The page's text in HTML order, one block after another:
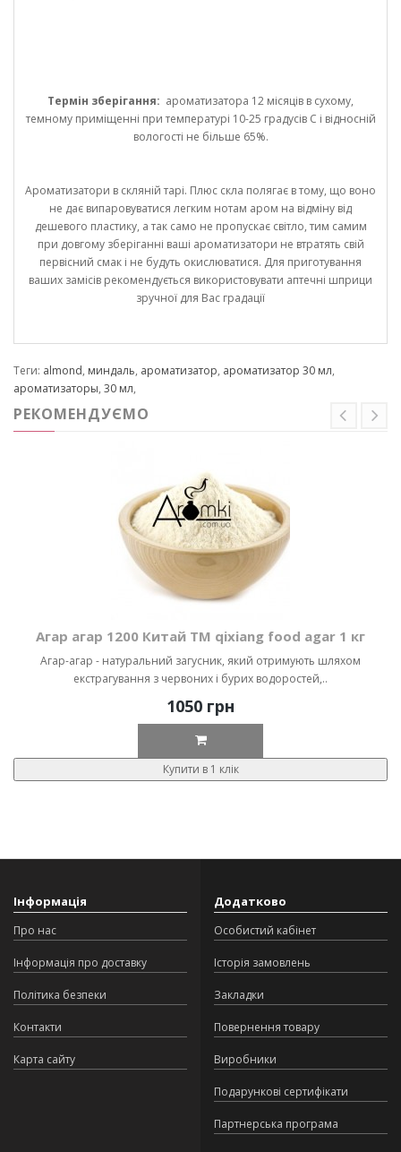
Термін зберігання: ароматизатора 12 місяців в сухому,
темному приміщенні при температурі 10-25 градусів С і відносній
вологості не більше 65%.
Ароматизатори в скляній тарі. Плюс скла полягає в тому, що воно
не дає випаровуватися легким нотам аром на відміну від
дешевого пластику, а так само не пропускає світло, тим самим
при довгому зберіганні ваші ароматизатори не втратять свій
первісний смак і не будуть окислюватися. Для приготування
ваших замісів рекомендується використовувати аптечні шприци
зручної для Вас градації
Теги: almond, миндаль, ароматизатор, ароматизатор 30 мл,
ароматизаторы, 30 мл,
РЕКОМЕНДУЄМО
Агар агар 1200 Китай ТМ qixiang food agar 1 кг
Агар-агар - натуральний загусник, який отримують шляхом
екстрагування з червоних і бурих водоростей,..
1050 грн
Купити в 1 клік
Інформація
Про нас
Інформація про доставку
Політика безпеки
Контакти
Карта сайту
Додатково
Особистий кабінет
Історія замовлень
Закладки
Повернення товару
Виробники
Подарункові сертифікати
Партнерська програма